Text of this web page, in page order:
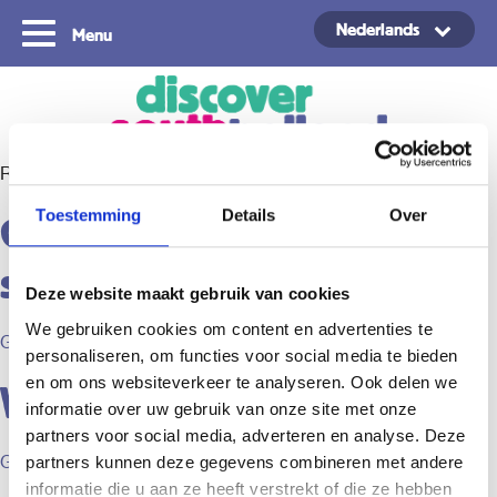
Toestemming Details Over
Deze website maakt gebruik van cookies
We gebruiken cookies om content en advertenties te
personaliseren, om functies voor social media te bieden
en om ons websiteverkeer te analyseren. Ook delen we
informatie over uw gebruik van onze site met onze
partners voor social media, adverteren en analyse. Deze
partners kunnen deze gegevens combineren met andere
informatie die u aan ze heeft verstrekt of die ze hebben
Menu
Copyright ©2024
Nederlands
Route type:
Genieten van de natuur:
strand, bos of polder.
Geplaatst op11:19door Sven van ophem
Wandelen met de hond
Geplaatst op11:14 door Sven van ophem